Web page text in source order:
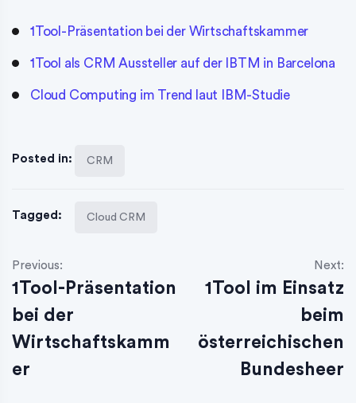
1Tool-Präsentation bei der Wirtschaftskammer
1Tool als CRM Aussteller auf der IBTM in Barcelona
Cloud Computing im Trend laut IBM-Studie
Posted in: CRM
Tagged: Cloud CRM
Previous:
1Tool-Präsentation
bei der
Wirtschaftskamm
er
Next:
1Tool im Einsatz
beim
österreichischen
Bundesheer